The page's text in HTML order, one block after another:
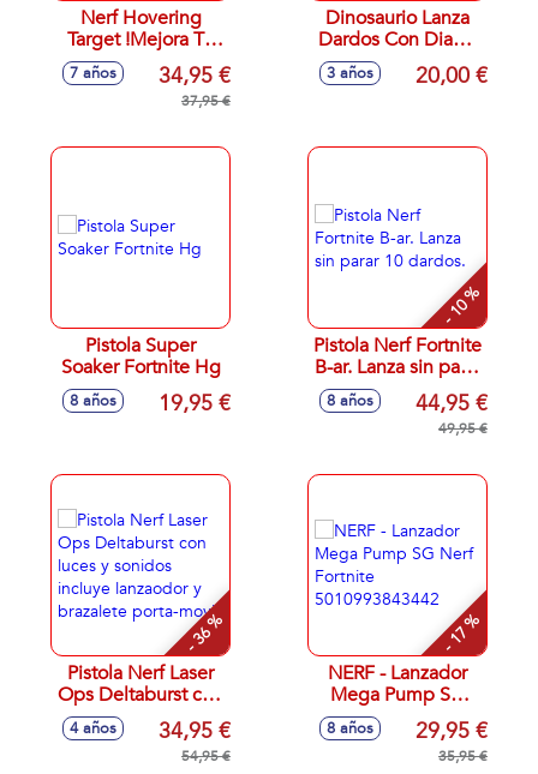
Nerf Hovering
Target !Mejora Tu
Punteria Y
Demuestra Tu
7 años 34,95 €
37,95 €
Dinosaurio Lanza
Dardos Con Diana,
Luces Y Sonidos
Sdos 2 Modelos
3 años 20,00 €
Pistola Super
Soaker Fortnite Hg
8 años 19,95 €
- 10 %
Pistola Nerf Fortnite
B-ar. Lanza sin parar
10 dardos.
8 años 44,95 €
49,95 €
- 36 %
Pistola Nerf Laser
Ops Deltaburst con
luces y sonidos
incluye lanzaodor y
brazalete porta-
4 años 34,95 €
54,95 €
- 17 %
NERF - Lanzador
Mega Pump SG
Nerf Fortnite
5010993843442
8 años 29,95 €
35,95 €